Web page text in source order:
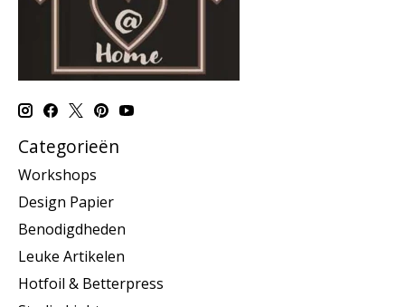
Categorieën
Workshops
Design Papier
Benodigdheden
Leuke Artikelen
Hotfoil & Betterpress